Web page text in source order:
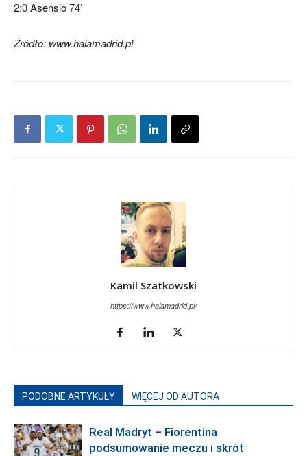
2:0 Asensio 74’
Źródło: www.halamadrid.pl
Kamil Szatkowski
https://www.halamadrid.pl/
PODOBNE ARTYKUŁY WIĘCEJ OD AUTORA
Real Madryt – Fiorentina
podsumowanie meczu i skrót